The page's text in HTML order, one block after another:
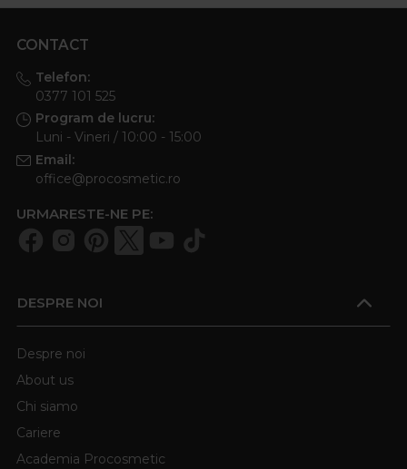
CONTACT
Telefon:
0377 101 525
Program de lucru:
Luni - Vineri / 10:00 - 15:00
Email:
office@procosmetic.ro
URMARESTE-NE PE:
DESPRE NOI
Despre noi
About us
Chi siamo
Cariere
Academia Procosmetic